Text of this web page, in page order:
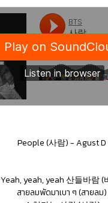
People (사람) - Agust D
Yeah, yeah, yeah 산들바람 (
สายลมพัดมาเบา ๆ (สายลม)